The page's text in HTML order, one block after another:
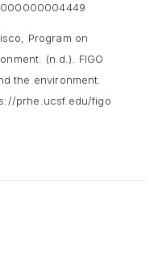
Program on
(n.d.). FIGO
the environment
prhe.ucsf.edu/figo